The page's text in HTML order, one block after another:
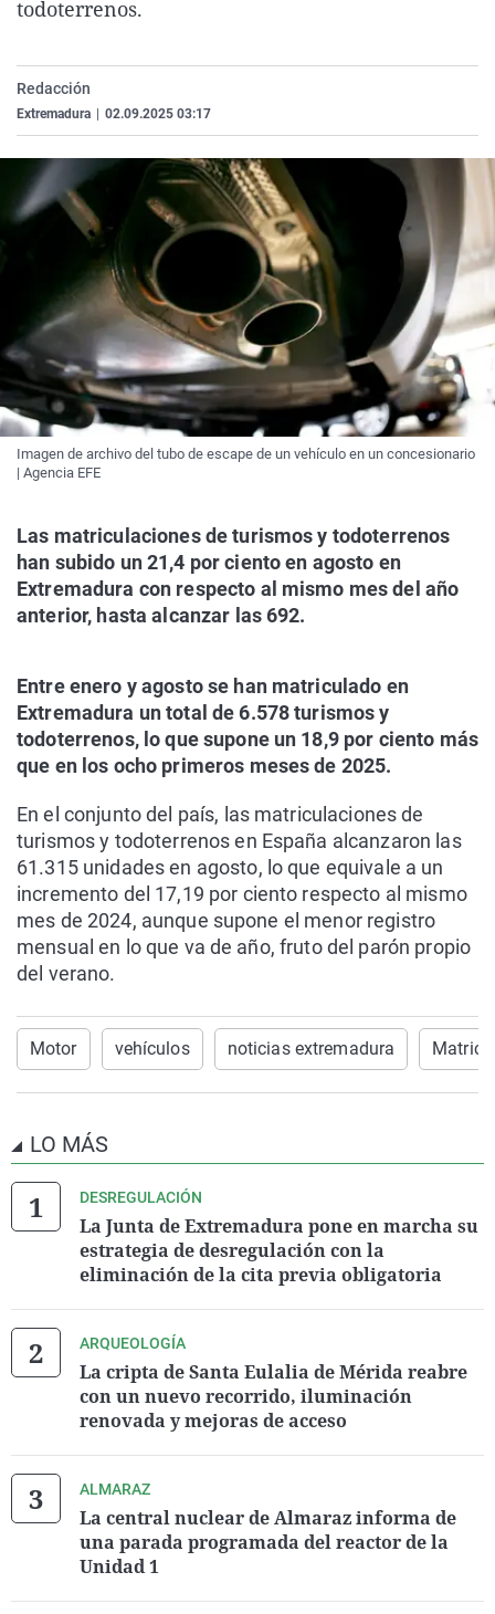
Operación Viuda
Navarra
País Vasco
todoterrenos.
Redacción
Extremadura 02.09.2025 03:17
Imagen de archivo del tubo de escape de un vehículo en un concesionario
| Agencia EFE
Las matriculaciones de turismos y todoterrenos
han subido un 21,4 por ciento en agosto en
Extremadura con respecto al mismo mes del año
anterior, hasta alcanzar las 692.
Entre enero y agosto se han matriculado en
Extremadura un total de 6.578 turismos y
todoterrenos, lo que supone un 18,9 por ciento más
que en los ocho primeros meses de 2025.
En el conjunto del país, las matriculaciones de
turismos y todoterrenos en España alcanzaron las
61.315 unidades en agosto, lo que equivale a un
incremento del 17,19 por ciento respecto al mismo
mes de 2024, aunque supone el menor registro
mensual en lo que va de año, fruto del parón propio
del verano.
Motor vehículos noticias extremadura
LO MÁS
DESREGULACIÓN
La Junta de Extremadura pone en marcha su
estrategia de desregulación con la
eliminación de la cita previa obligatoria
ARQUEOLOGÍA
La cripta de Santa Eulalia de Mérida reabre
con un nuevo recorrido, iluminación
renovada y mejoras de acceso
ALMARAZ
La central nuclear de Almaraz informa de
una parada programada del reactor de la
Unidad 1